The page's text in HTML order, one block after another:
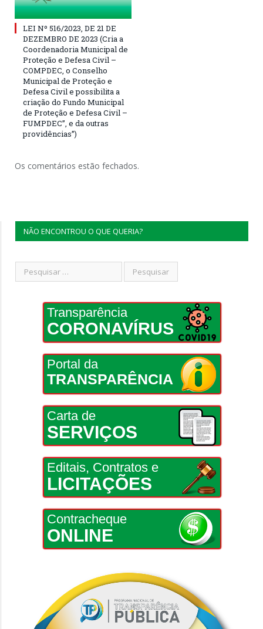
LEI Nº 516/2023, DE 21 DE
DEZEMBRO DE 2023 (Cria a
Coordenadoria Municipal de
Proteção e Defesa Civil –
COMPDEC, o Conselho
Municipal de Proteção e
Defesa Civil e possibilita a
criação do Fundo Municipal
de Proteção e Defesa Civil –
FUMPDEC”, e da outras
providências”)
Os comentários estão fechados.
NÃO ENCONTROU O QUE QUERIA?
Transparência
CORONAVÍRUS
Portal da
TRANSPARÊNCIA
Carta de
SERVIÇOS
Editais, Contratos e
LICITAÇÕES
Contracheque
ONLINE